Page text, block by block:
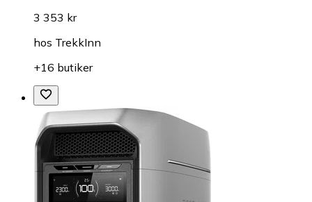
3 353 kr
hos TrekkInn
+16 butiker